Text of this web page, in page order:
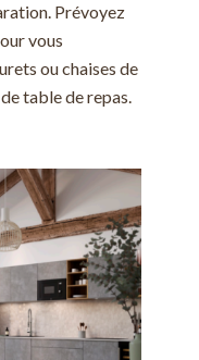
Prévoyez
vous
ou chaises de
table de repas.